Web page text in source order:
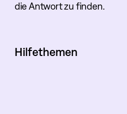
die Antwort zu finden.
Hilfethemen